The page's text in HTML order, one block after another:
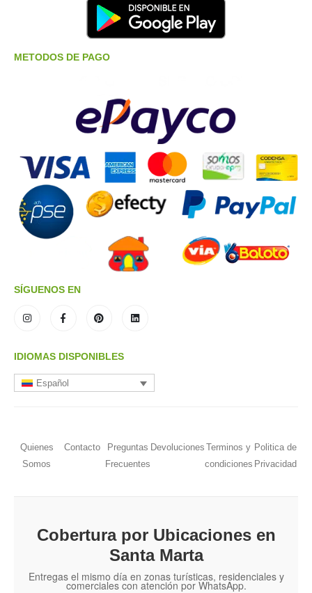
METODOS DE PAGO
SÍGUENOS EN
IDIOMAS DISPONIBLES
Español
Quienes
Somos
Contacto
Preguntas
Frecuentes
Devoluciones Terminos y
condiciones
Politica de
Privacidad
Cobertura por Ubicaciones en
Santa Marta
Entregas el mismo día en zonas turísticas, residenciales y
comerciales con atención por WhatsApp.